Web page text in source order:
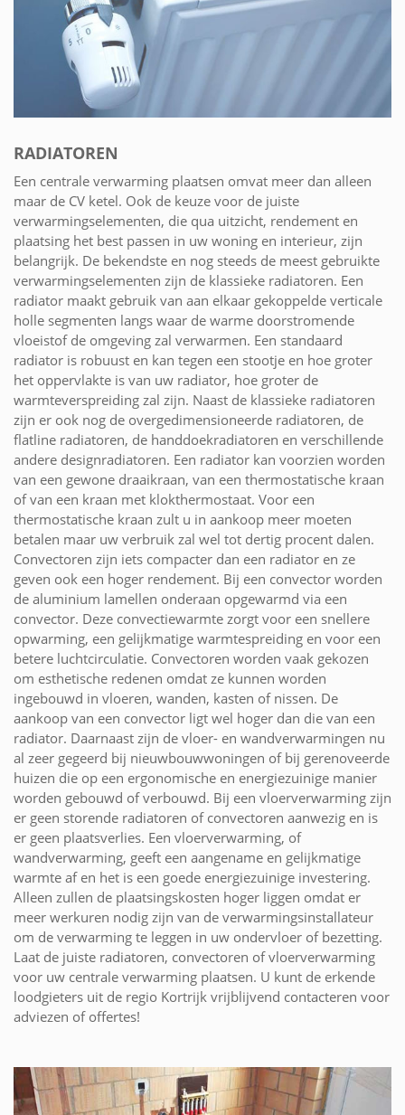
RADIATOREN
Een centrale verwarming plaatsen omvat meer dan alleen
maar de CV ketel. Ook de keuze voor de juiste
verwarmingselementen, die qua uitzicht, rendement en
plaatsing het best passen in uw woning en interieur, zijn
belangrijk. De bekendste en nog steeds de meest gebruikte
verwarmingselementen zijn de klassieke radiatoren. Een
radiator maakt gebruik van aan elkaar gekoppelde verticale
holle segmenten langs waar de warme doorstromende
vloeistof de omgeving zal verwarmen. Een standaard
radiator is robuust en kan tegen een stootje en hoe groter
het oppervlakte is van uw radiator, hoe groter de
warmteverspreiding zal zijn. Naast de klassieke radiatoren
zijn er ook nog de overgedimensioneerde radiatoren, de
flatline radiatoren, de handdoekradiatoren en verschillende
andere designradiatoren. Een radiator kan voorzien worden
van een gewone draaikraan, van een thermostatische kraan
of van een kraan met klokthermostaat. Voor een
thermostatische kraan zult u in aankoop meer moeten
betalen maar uw verbruik zal wel tot dertig procent dalen.
Convectoren zijn iets compacter dan een radiator en ze
geven ook een hoger rendement. Bij een convector worden
de aluminium lamellen onderaan opgewarmd via een
convector. Deze convectiewarmte zorgt voor een snellere
opwarming, een gelijkmatige warmtespreiding en voor een
betere luchtcirculatie. Convectoren worden vaak gekozen
om esthetische redenen omdat ze kunnen worden
ingebouwd in vloeren, wanden, kasten of nissen. De
aankoop van een convector ligt wel hoger dan die van een
radiator. Daarnaast zijn de vloer- en wandverwarmingen nu
al zeer gegeerd bij nieuwbouwwoningen of bij gerenoveerde
huizen die op een ergonomische en energiezuinige manier
worden gebouwd of verbouwd. Bij een vloerverwarming zijn
er geen storende radiatoren of convectoren aanwezig en is
er geen plaatsverlies. Een vloerverwarming, of
wandverwarming, geeft een aangename en gelijkmatige
warmte af en het is een goede energiezuinige investering.
Alleen zullen de plaatsingskosten hoger liggen omdat er
meer werkuren nodig zijn van de verwarmingsinstallateur
om de verwarming te leggen in uw ondervloer of bezetting.
Laat de juiste radiatoren, convectoren of vloerverwarming
voor uw centrale verwarming plaatsen. U kunt de erkende
loodgieters uit de regio Kortrijk vrijblijvend contacteren voor
adviezen of offertes!